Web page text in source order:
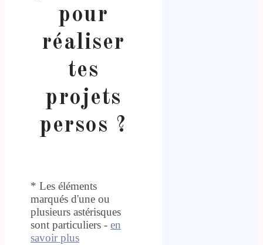
pour
réaliser
tes
projets
persos ?
* Les éléments
marqués d'une ou
plusieurs astérisques
sont particuliers - en
savoir plus